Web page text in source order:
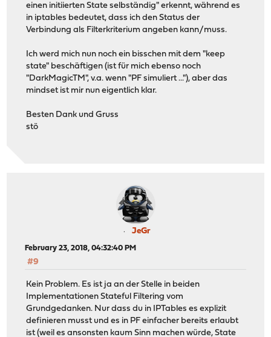
einen initiierten State selbständig" erkennt, während es
in iptables bedeutet, dass ich den Status der
Verbindung als Filterkriterium angeben kann/muss.
Ich werd mich nun noch ein bisschen mit dem "keep
state" beschäftigen (ist für mich ebenso noch
"DarkMagicTM", v.a. wenn "PF simuliert ..."), aber das
mindset ist mir nun eigentlich klar.
Besten Dank und Gruss
stö
JeGr
February 23, 2018, 04:32:40 PM
#9
Kein Problem. Es ist ja an der Stelle in beiden
Implementationen Stateful Filtering vom
Grundgedanken. Nur dass du in IPTables es explizit
definieren musst und es in PF einfacher bereits erlaubt
ist (weil es ansonsten kaum Sinn machen würde, State